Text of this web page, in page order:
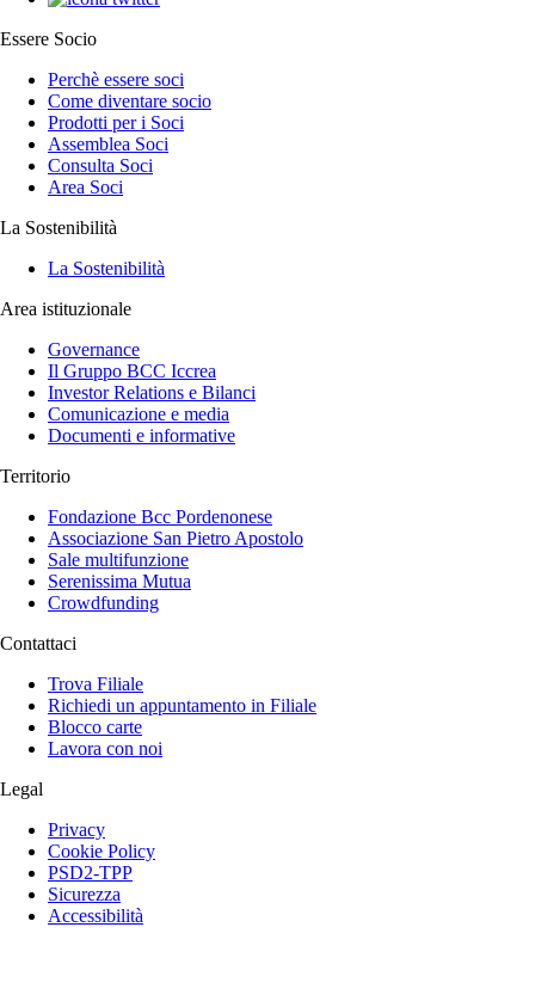
Essere Socio
Perchè essere soci
Come diventare socio
Prodotti per i Soci
Assemblea Soci
Consulta Soci
Area Soci
La Sostenibilità
La Sostenibilità
Area istituzionale
Governance
Il Gruppo BCC Iccrea
Investor Relations e Bilanci
Comunicazione e media
Documenti e informative
Territorio
Fondazione Bcc Pordenonese
Associazione San Pietro Apostolo
Sale multifunzione
Serenissima Mutua
Crowdfunding
Contattaci
Trova Filiale
Richiedi un appuntamento in Filiale
Blocco carte
Lavora con noi
Legal
Privacy
Cookie Policy
PSD2-TPP
Sicurezza
Accessibilità